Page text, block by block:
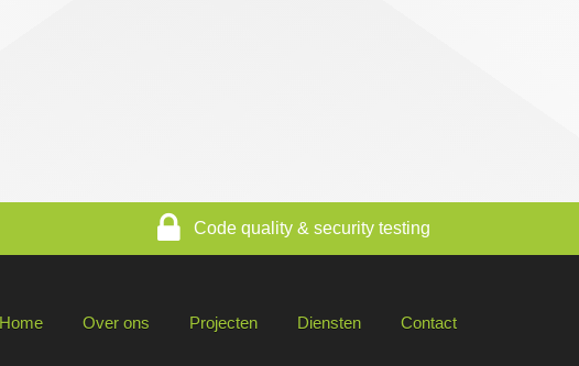
Code quality & security testing
Home Over ons Projecten Diensten Contact